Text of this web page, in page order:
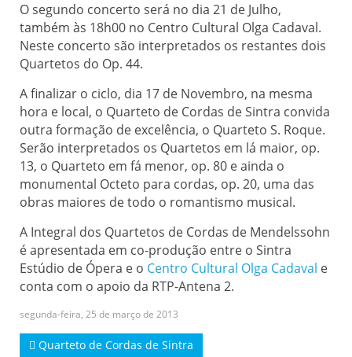
O segundo concerto será no dia 21 de Julho,
também às 18h00 no Centro Cultural Olga Cadaval.
Neste concerto são interpretados os restantes dois
Quartetos do Op. 44.
A finalizar o ciclo, dia 17 de Novembro, na mesma
hora e local, o Quarteto de Cordas de Sintra convida
outra formação de excelência, o Quarteto S. Roque.
Serão interpretados os Quartetos em lá maior, op.
13, o Quarteto em fá menor, op. 80 e ainda o
monumental Octeto para cordas, op. 20, uma das
obras maiores de todo o romantismo musical.
A Integral dos Quartetos de Cordas de Mendelssohn
é apresentada em co-produção entre o Sintra
Estúdio de Ópera e o Centro Cultural Olga Cadaval e
conta com o apoio da RTP-Antena 2.
segunda-feira, 25 de março de 2013
Quarteto de Cordas de Sintra